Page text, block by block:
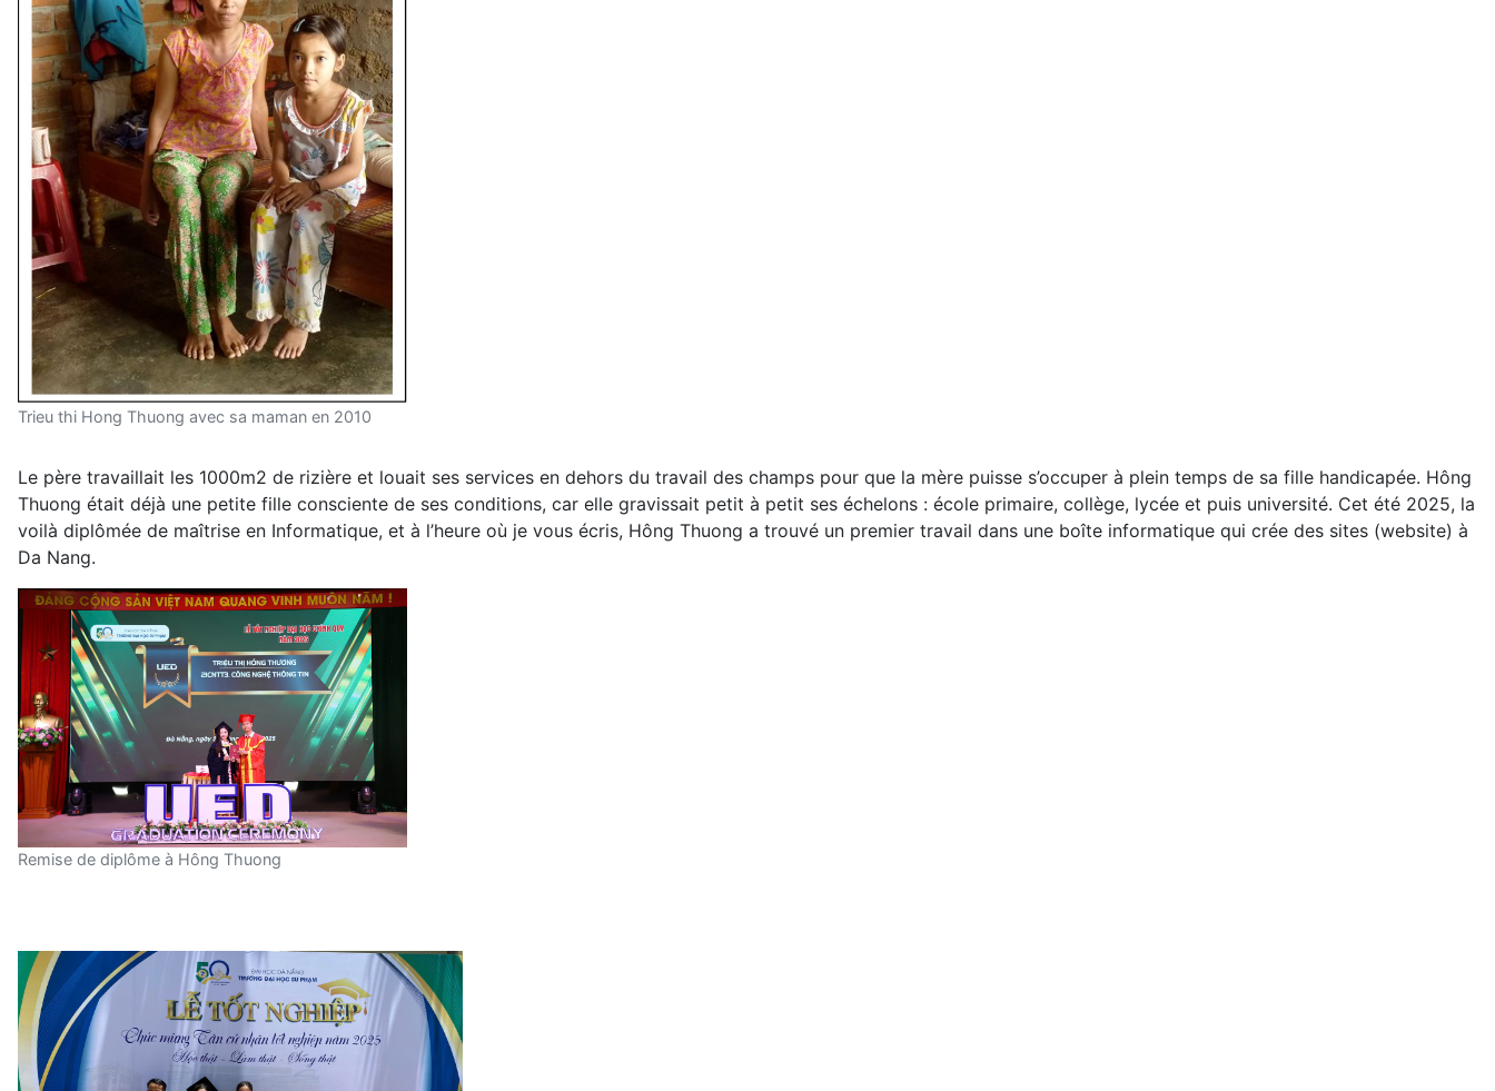
Trieu thi Hong Thuong avec sa maman en 2010
Le père travaillait les 1000m2 de rizière et louait ses services en dehors du travail des champs pour que la mère puisse s’occuper à plein temps de sa fille handicapée. Hông
Thuong était déjà une petite fille consciente de ses conditions, car elle gravissait petit à petit ses échelons : école primaire, collège, lycée et puis université. Cet été 2025, la
voilà diplômée de maîtrise en Informatique, et à l’heure où je vous écris, Hông Thuong a trouvé un premier travail dans une boîte informatique qui crée des sites (website) à
Da Nang.
Remise de diplôme à Hông Thuong